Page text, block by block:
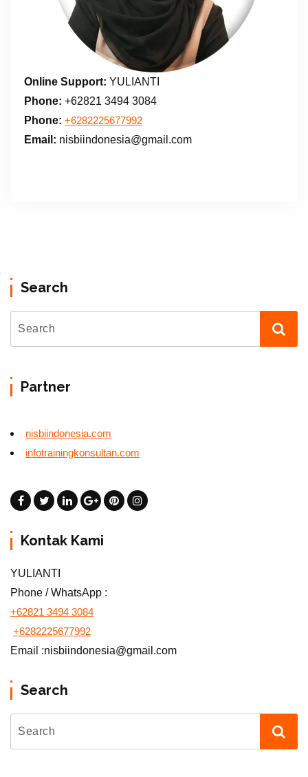
Online Support: YULIANTI
Phone: +62821 3494 3084
Phone: +6282225677992
Email: nisbiindonesia@gmail.com
Search
Partner
nisbiindonesia.com
infotrainingkonsultan.com
Kontak Kami
YULIANTI
Phone / WhatsApp :
+62821 3494 3084
+6282225677992
Email :nisbiindonesia@gmail.com
Search